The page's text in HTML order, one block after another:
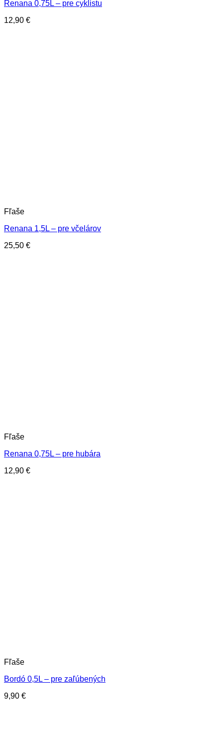
Renana 0,75L – pre cyklistu
12,90 €
Fľaše
Renana 1,5L – pre včelárov
25,50 €
Fľaše
Renana 0,75L – pre hubára
12,90 €
Fľaše
Bordó 0,5L – pre zaľúbených
9,90 €